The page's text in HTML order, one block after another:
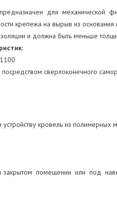
предназначен для механической
крепежа на вырыв из
и должна быть меньше
сверлоконечного
устройству кровель из
помещении или под